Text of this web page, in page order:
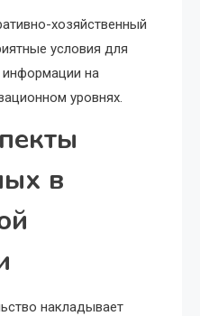
хозяйственный
условия для
на
уровнях.
в
накладывает